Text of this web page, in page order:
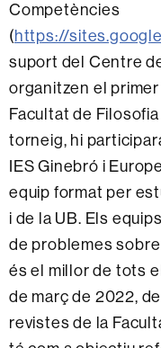
Competències
(https://
suport del Centre
organitzen el
Facultat de
torneig, hi
IES Ginebró i
equip format per
i de la UB. Els
de problemes
és el millor de tots
de març de 2022,
revistes de la